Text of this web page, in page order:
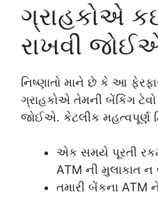
ગ્રાહકોએ
રાખવી
નિષ્ણાતો માને છે કે આ
ગ્રાહકોએ તેમની બેંકિંગ ટેવો
જોઈએ. કેટલીક મહત્વપૂર્ણ
એક સમયે પૂરતી રકમ
ATM ની મુલાકાત ન
તમારી બેંકના ATM